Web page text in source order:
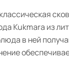
Kukmara из
в ней